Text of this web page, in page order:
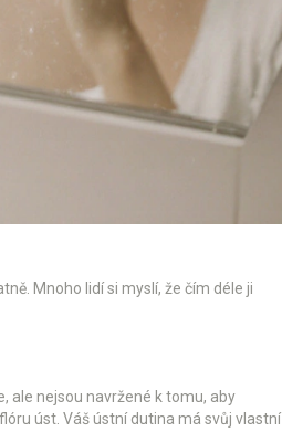
Mnoho lidí si myslí, že čím déle ji
ale nejsou navržené k tomu, aby
úst. Váš ústní dutina má svůj vlastní